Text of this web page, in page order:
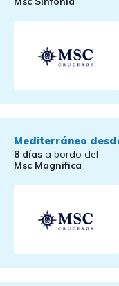
Mediterráneo
8 días a bordo del
Msc Magnifica